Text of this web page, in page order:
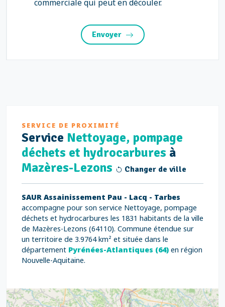
commerciale qui peut en découler.
Envoyer
SERVICE DE PROXIMITÉ
Service Nettoyage, pompage
déchets et hydrocarbures à
Mazères-Lezons
Changer de ville
SAUR Assainissement Pau - Lacq - Tarbes
accompagne pour son service Nettoyage, pompage
déchets et hydrocarbures les 1831 habitants de la ville
de Mazères-Lezons (64110). Commune étendue sur
un territoire de 3.9764 km² et située dans le
département Pyrénées-Atlantiques (64) en région
Nouvelle-Aquitaine.